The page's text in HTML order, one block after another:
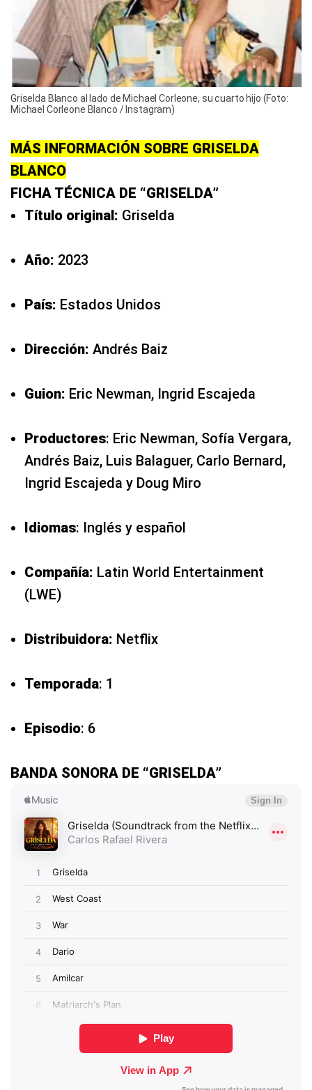
Griselda Blanco al lado de Michael Corleone, su cuarto hijo (Foto:
Michael Corleone Blanco / Instagram)
MÁS INFORMACIÓN SOBRE GRISELDA
BLANCO
FICHA TÉCNICA DE “GRISELDA”
Título original: Griselda
Año: 2023
País: Estados Unidos
Dirección: Andrés Baiz
Guion: Eric Newman, Ingrid Escajeda
Productores: Eric Newman, Sofía Vergara,
Andrés Baiz, Luis Balaguer, Carlo Bernard,
Ingrid Escajeda y Doug Miro
Idiomas: Inglés y español
Compañía: Latin World Entertainment
(LWE)
Distribuidora: Netflix
Temporada: 1
Episodio: 6
BANDA SONORA DE “GRISELDA”